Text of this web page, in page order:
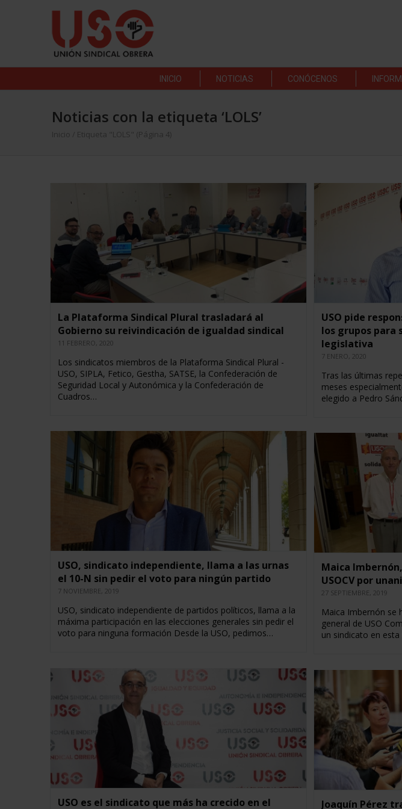
INICIO NOTICIAS CONÓCENOS
Noticias con la etiqueta ‘LOLS’
Inicio Etiqueta "LOLS" (Página 4)
La Plataforma Sindical Plural trasladará al
Gobierno su reivindicación de igualdad sindical
11 FEBRERO, 2020
Los sindicatos miembros de la Plataforma Sindical Plural -
USO, SIPLA, Fetico, Gestha, SATSE, la Confederación de
Seguridad Local y Autonómica y la Confederación de
Cuadros…
USO pide
los grupos para
legislativa
7 ENERO, 2020
Tras las últimas
meses
elegido a Pedro
USO, sindicato independiente, llama a las urnas
el 10-N sin pedir el voto para ningún partido
7 NOVIEMBRE, 2019
USO, sindicato independiente de partidos políticos, llama a la
máxima participación en las elecciones generales sin pedir el
voto para ninguna formación Desde la USO, pedimos…
Maica
USOCV por
27 SEPTIEMBRE, 2019
Maica Imbernón se
general de USO
un sindicato en
USO es el sindicato que más ha crecido en el
Joaquín Pérez